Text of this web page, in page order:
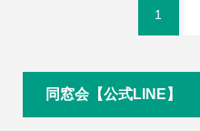
1
同窓会【公式LINE】